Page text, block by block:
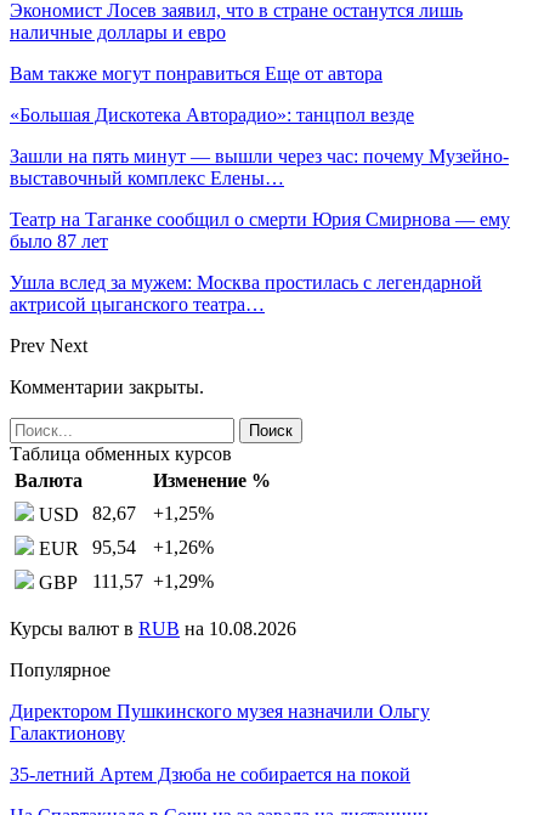
Экономист Лосев заявил, что в стране останутся лишь
наличные доллары и евро
Вам также могут понравиться Еще от автора
«Большая Дискотека Авторадио»: танцпол везде
Зашли на пять минут — вышли через час: почему Музейно-
выставочный комплекс Елены…
Театр на Таганке сообщил о смерти Юрия Смирнова — ему
было 87 лет
Ушла вслед за мужем: Москва простилась с легендарной
актрисой цыганского театра…
Prev Next
Комментарии закрыты.
Таблица обменных курсов
Валюта
Изменение %
USD
82,67 +1,25%
EUR
95,54 +1,26%
GBP
111,57 +1,29%
Курсы валют в RUB на 10.08.2026
Популярное
Директором Пушкинского музея назначили Ольгу
Галактионову
35-летний Артем Дзюба не собирается на покой